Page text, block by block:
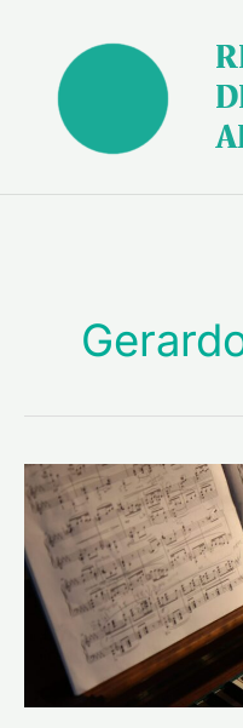
contenido
Facetas
de
música
en
poesía
Gerardo